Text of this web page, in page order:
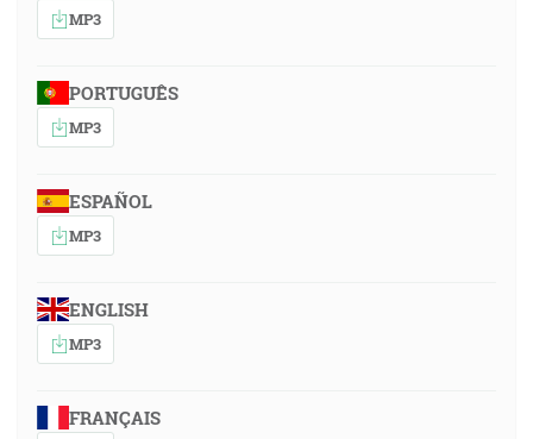
MP3
PORTUGUÊS
MP3
ESPAÑOL
MP3
ENGLISH
MP3
FRANÇAIS